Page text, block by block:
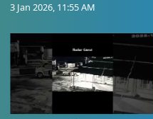
3 Jan 2026, 11:55 AM